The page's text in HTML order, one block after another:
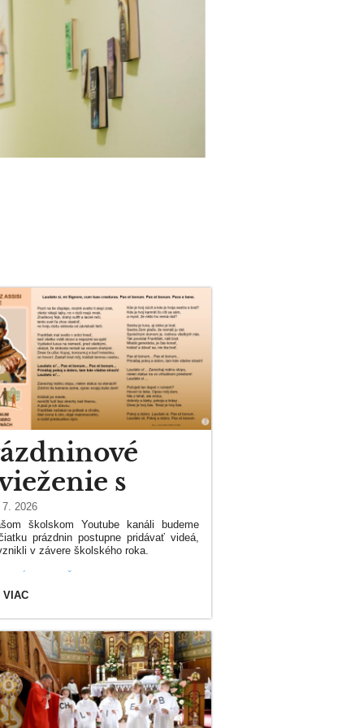
s
7. 2026
školskom Youtube kanáli budeme
prázdnin postupne pridávať videá,
v závere školského roka.
BONUM (POKOJ A DOBRO)
VIAC